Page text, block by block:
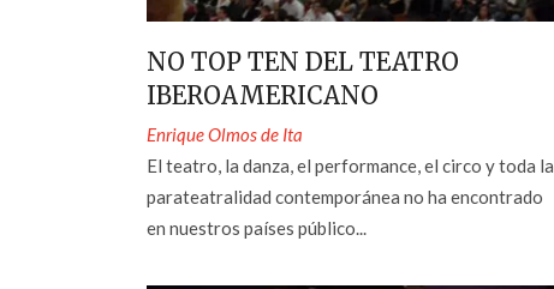
NO TOP TEN DEL TEATRO
IBEROAMERICANO
Enrique Olmos de Ita
El teatro, la danza, el performance, el circo y toda la
parateatralidad contemporánea no ha encontrado
en nuestros países público...